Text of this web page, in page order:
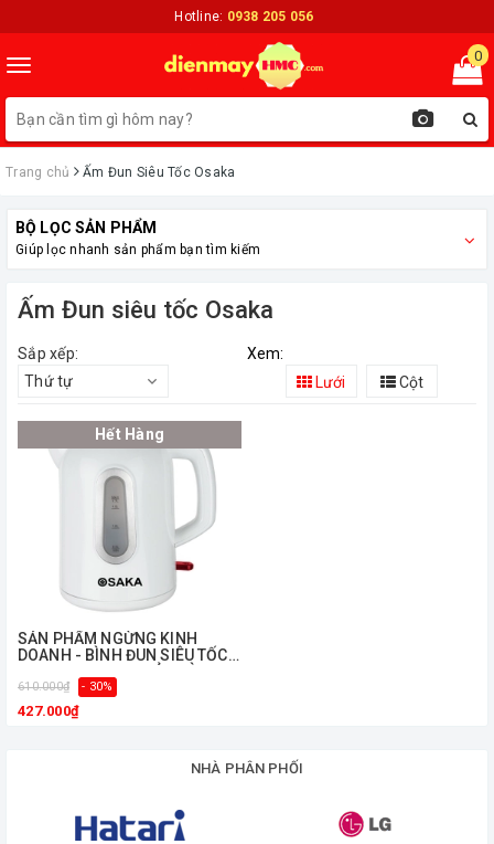
Hotline: 0938 205 056
Toggle
navigation
0
Trang chủ Ấm Đun Siêu Tốc Osaka
BỘ LỌC SẢN PHẨM
Giúp lọc nhanh sản phẩm bạn tìm kiếm
Ấm Đun siêu tốc Osaka
Sắp xếp:
Thứ tự
Xem:
Lưới
Cột
Hết Hàng
ㅤSẢN PHẨM NGỪNG KINH
DOANH - BÌNH ĐUN SIÊU TỐC
VẬT DỤNG TRẺ EM
610.000₫ - 30%
427.000₫
NHÀ PHÂN PHỐI